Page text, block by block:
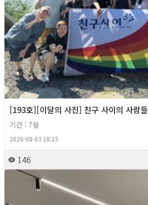
[193호][이달의 사진] 친구 사이의 사람들
기간 : 7월
2026-08-03 18:15
146